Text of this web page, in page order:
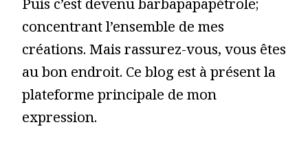
Puis c’est devenu barbapapapétrole;
concentrant l’ensemble de mes
créations. Mais rassurez-vous, vous êtes
au bon endroit. Ce blog est à présent la
plateforme principale de mon
expression.